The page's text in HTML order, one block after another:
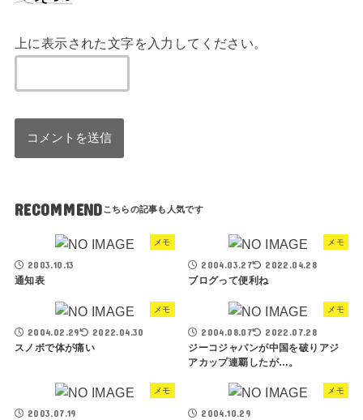
上に表示された文字を入力してください。
RECOMMEND
メモ
2003.10.13
通知表
メモ
2004.03.27 2022.04.28
ブログって便利ね
メモ
2004.02.29 2022.04.30
スノボで体が痛い
メモ
2004.08.07 2022.07.28
ジーコジャパンが中国を破りアジ
アカップ連覇したが…。
メモ
2003.07.19
メモ
2004.10.29